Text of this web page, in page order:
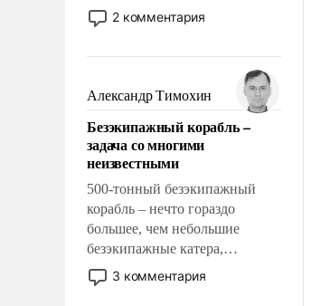
принадлежит, а кого из неё
исключили с правом
чем она отличается от просто
образованных людей. Иногда
казалось, что эти вопросы
решены раз и навсегда, но –
нет, не решены.
2 комментария
Александр Тимохин
Безэкипажный корабль –
задача со многими
неизвестными
500-тонный безэкипажный
корабль – нечто гораздо
большее, чем небольшие
безэкипажные катера,
применение которых уже
стало обыденностью. Задача по
3 комментария